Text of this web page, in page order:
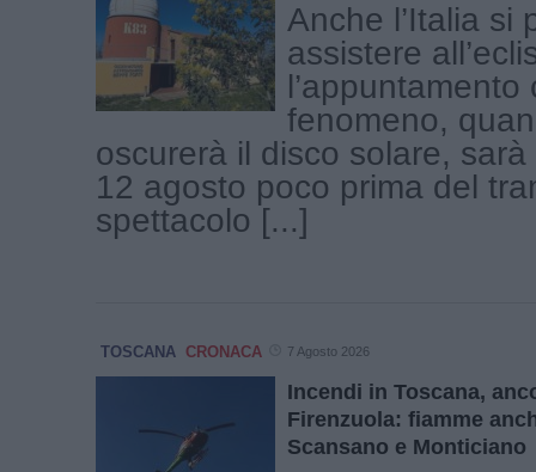
Anche l’Italia si
assistere
l’appuntamento
fenomeno,
oscurerà il disco solare,
12 agosto poco prima del
spettacolo [...]
TOSCANA CRONACA 7 Agosto 2026
Incendi in Toscana,
Firenzuola: fiamme
Scansano e Monticiano